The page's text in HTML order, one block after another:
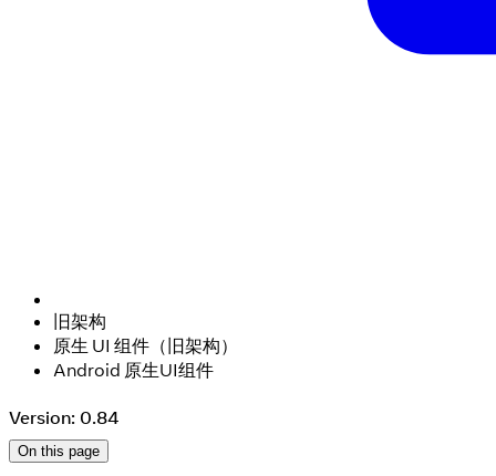
旧架构
原生 UI 组件（旧架构）
Android 原生UI组件
Version: 0.84
On this page